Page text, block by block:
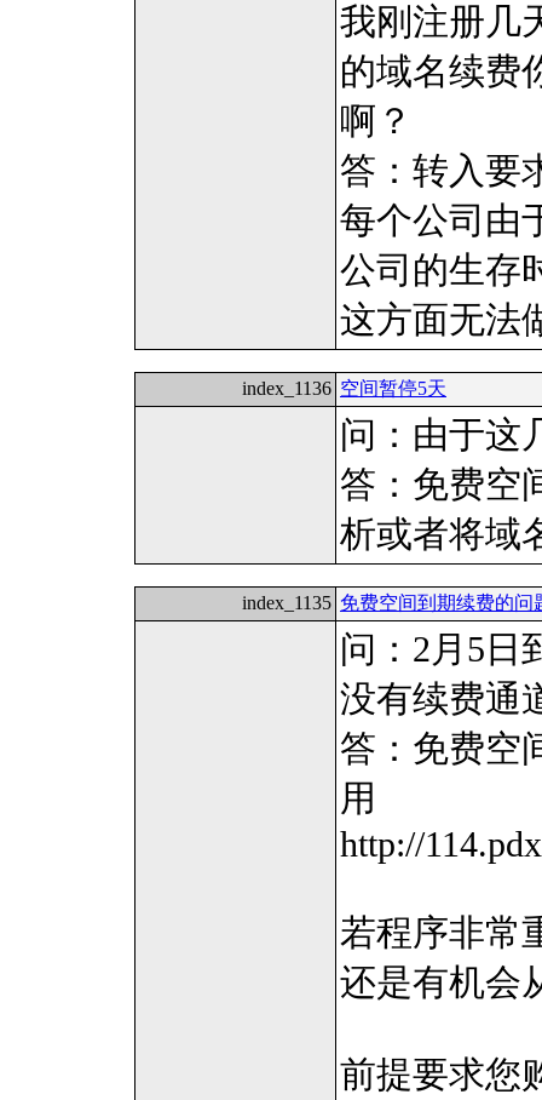
我刚注册几
的域名续费
啊？
答：转入要
每个公司由
公司的生存
这方面无法
index_1136 空间暂停5天
问：由于这
答：免费空
析或者将域
index_1135 免费空间到期续费的问
问：2月5日
没有续费通
答：免费空
用
http://
若程序非常
还是有机会
前提要求您